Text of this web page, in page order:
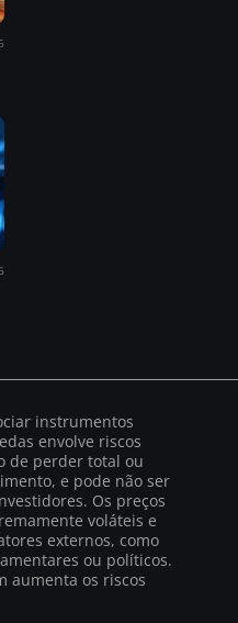
instrumentos
envolve riscos
de perder total ou
e pode não ser
Os preços
voláteis e
externos, como
ou políticos.
aumenta os riscos